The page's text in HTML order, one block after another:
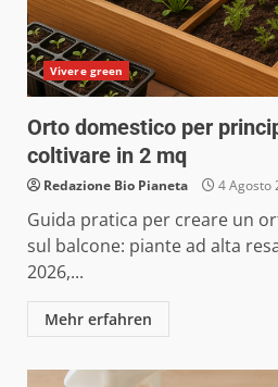
Vivere green
Orto domestico per
coltivare in 2 mq
Redazione Bio Pianeta 4 Agosto
Guida pratica per creare un
sul balcone: piante ad alta
2026,...
Mehr erfahren